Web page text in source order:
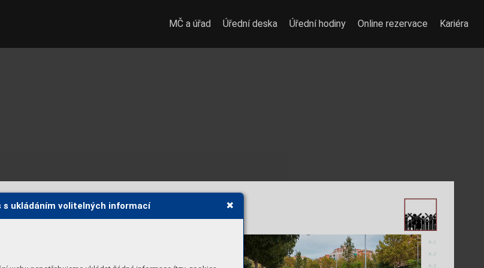
s ukládáním volitelných informací
A.1
A.2
A.3
MČ a úřad Úřední deska Úřední hodiny Online rezervace Kariéra